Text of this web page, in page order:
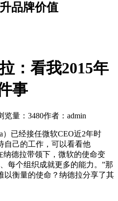
品牌价值
：看我2015年
事
览量：3480作者：admin
）已经接任微软CEO近2年时
自己的工作，可以看看他
纳德拉带领下，微软的使命变
每个组织成就更多的能力。”那
以衡量的使命？纳德拉分享了其